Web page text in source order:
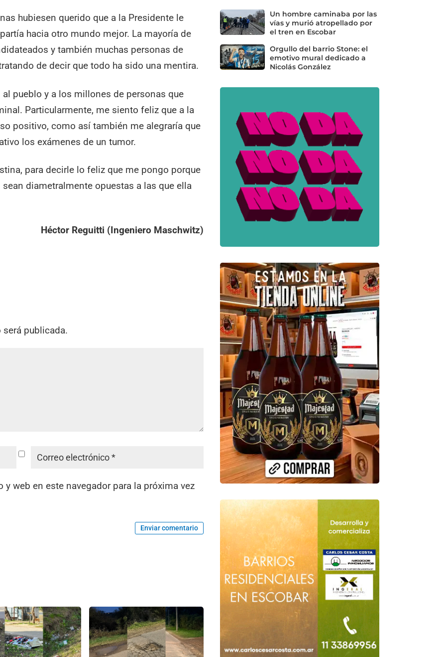
hubiesen querido que a la Presidente le
hacia otro mundo mejor. La mayoría de
y también muchas personas de
de decir que todo ha sido una mentira.
pueblo y a los millones de personas que
Particularmente, me siento feliz que a la
positivo, como así también me alegraría que
los exámenes de un tumor.
para decirle lo feliz que me pongo porque
diametralmente opuestas a las que ella
Héctor Reguitti (Ingeniero Maschwitz)
publicada.
web en este navegador para la próxima vez
Enviar comentario
Un hombre caminaba por las
vías y murió atropellado por
el tren en Escobar
Orgullo del barrio Stone: el
emotivo mural dedicado a
Nicolás González